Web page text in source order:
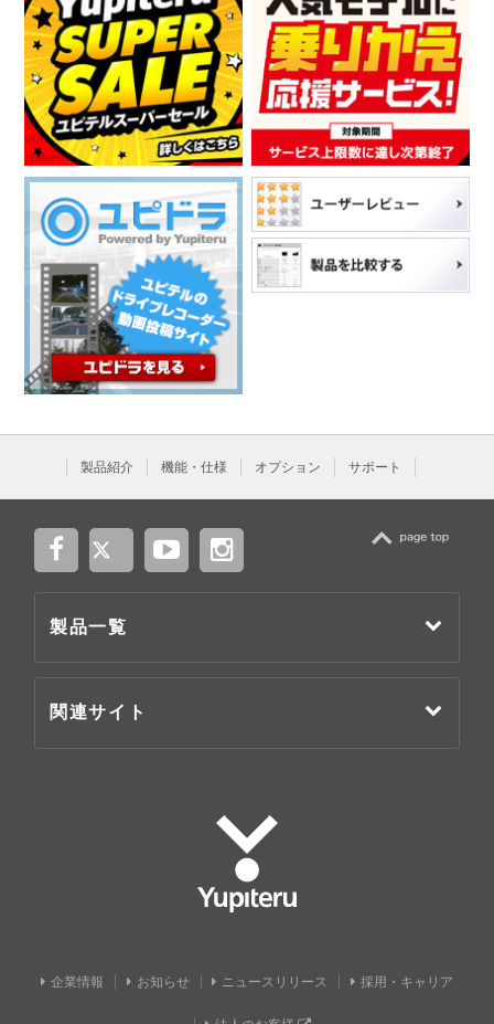
製品紹介 機能・仕様 オプション サポート
製品一覧
関連サイト
企業情報 お知らせ ニュースリリース 採用・キャリア